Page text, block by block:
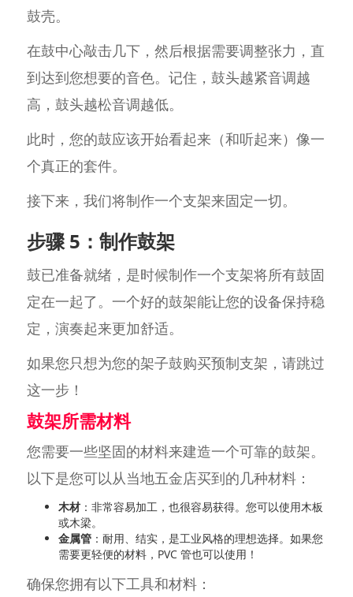
鼓壳。
在鼓中心敲击几下，然后根据需要调整张力，直
到达到您想要的音色。记住，鼓头越紧音调越
高，鼓头越松音调越低。
此时，您的鼓应该开始看起来（和听起来）像一
个真正的套件。
接下来，我们将制作一个支架来固定一切。
步骤 5：制作鼓架
鼓已准备就绪，是时候制作一个支架将所有鼓固
定在一起了。一个好的鼓架能让您的设备保持稳
定，演奏起来更加舒适。
如果您只想为您的架子鼓购买预制支架，请跳过
这一步！
鼓架所需材料
您需要一些坚固的材料来建造一个可靠的鼓架。
以下是您可以从当地五金店买到的几种材料：
木材：非常容易加工，也很容易获得。您可以使用木板
或木梁。
金属管：耐用、结实，是工业风格的理想选择。如果您
需要更轻便的材料，PVC 管也可以使用！
确保您拥有以下工具和材料：